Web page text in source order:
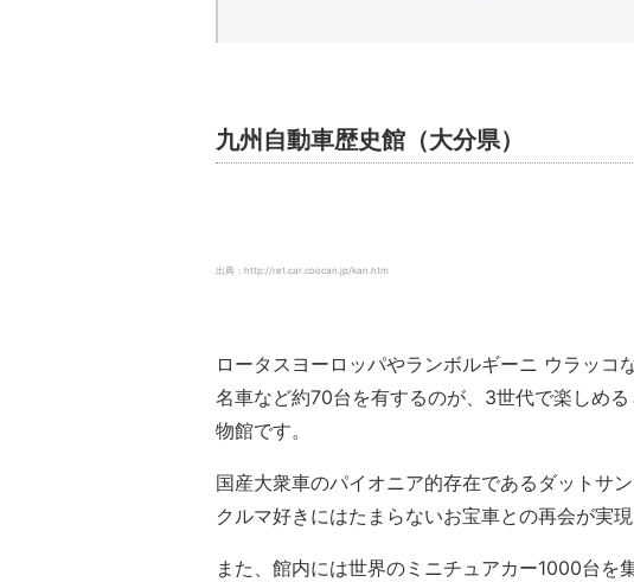
九州自動車歴史館（大分県）
出典：http://ret.car.coocan.jp/kan.htm
ロータスヨーロッパやランボルギーニ ウラッコ
名車など約70台を有するのが、3世代で楽しめ
物館です。
国産大衆車のパイオニア的存在であるダットサ
クルマ好きにはたまらないお宝車との再会が実現
また、館内には世界のミニチュアカー1000台を